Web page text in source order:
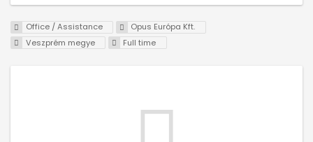
Office / Assistance
Opus Európa Kft.
Veszprém megye
Full time